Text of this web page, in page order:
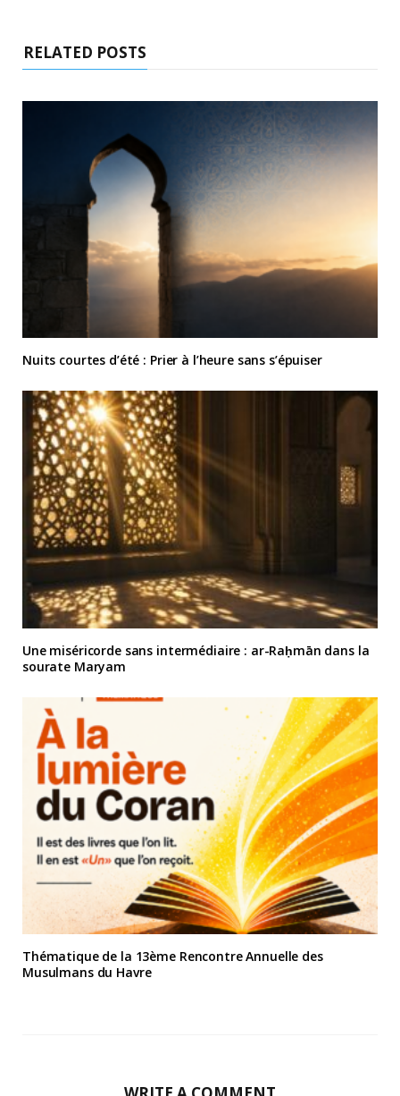
RELATED POSTS
Nuits courtes d’été : Prier à l’heure sans s’épuiser
Une miséricorde sans intermédiaire : ar-Raḥmān dans la
sourate Maryam
Thématique de la 13ème Rencontre Annuelle des
Musulmans du Havre